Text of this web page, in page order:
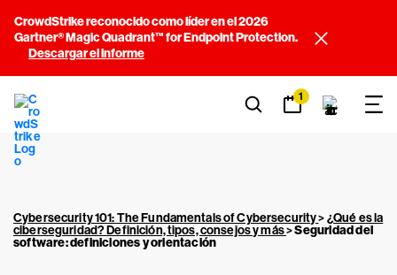
CrowdStrike reconocido como líder en el 2026
Gartner® Magic Quadrant™ for Endpoint Protection.
Descargar el informe
1
Cybersecurity 101: The Fundamentals of Cybersecurity>¿Qué es la
ciberseguridad? Definición, tipos, consejos y más>Seguridad del
software: definiciones y orientación